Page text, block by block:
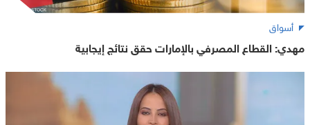
أسواق
مهدي: القطاع المصرفي بالإمارات حقق نتائج إيجابية